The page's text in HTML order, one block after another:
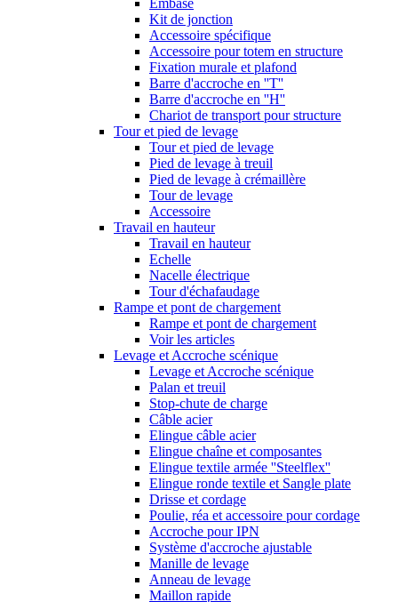
Embase
Kit de jonction
Accessoire spécifique
Accessoire pour totem en structure
Fixation murale et plafond
Barre d'accroche en ''T''
Barre d'accroche en ''H''
Chariot de transport pour structure
Tour et pied de levage
Tour et pied de levage
Pied de levage à treuil
Pied de levage à crémaillère
Tour de levage
Accessoire
Travail en hauteur
Travail en hauteur
Echelle
Nacelle électrique
Tour d'échafaudage
Rampe et pont de chargement
Rampe et pont de chargement
Voir les articles
Levage et Accroche scénique
Levage et Accroche scénique
Palan et treuil
Stop-chute de charge
Câble acier
Elingue câble acier
Elingue chaîne et composantes
Elingue textile armée ''Steelflex''
Elingue ronde textile et Sangle plate
Drisse et cordage
Poulie, réa et accessoire pour cordage
Accroche pour IPN
Système d'accroche ajustable
Manille de levage
Anneau de levage
Maillon rapide